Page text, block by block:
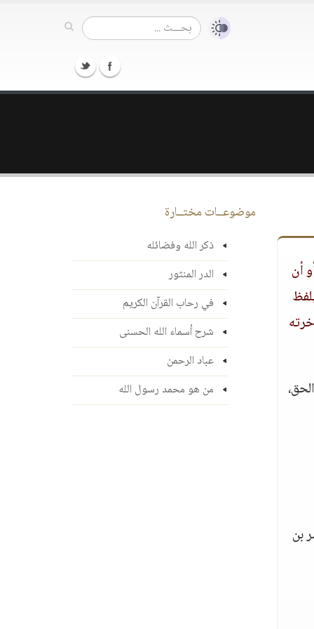
أن
بن
موضوعــات مختــارة
ذكر الله وفضائله
الدر المنثور
في رحاب القرآن الكريم
شرح أسماء الله الحسنى
عباد الرحمن
من هو محمد رسول الله